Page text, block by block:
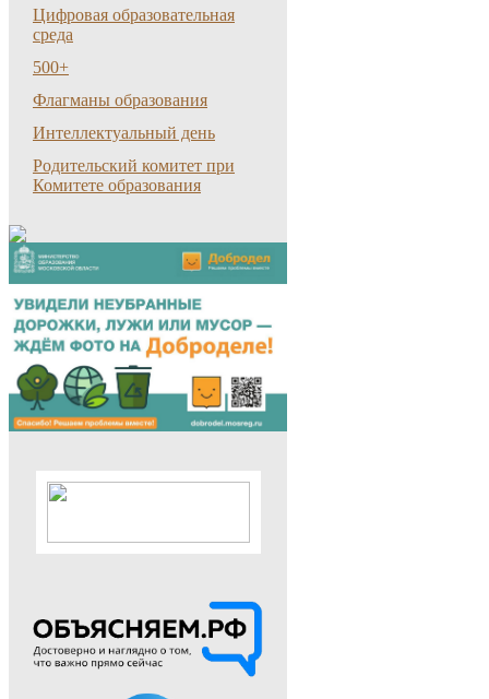
Цифровая образовательная
среда
500+
Флагманы образования
Интеллектуальный день
Родительский комитет при
Комитете образования